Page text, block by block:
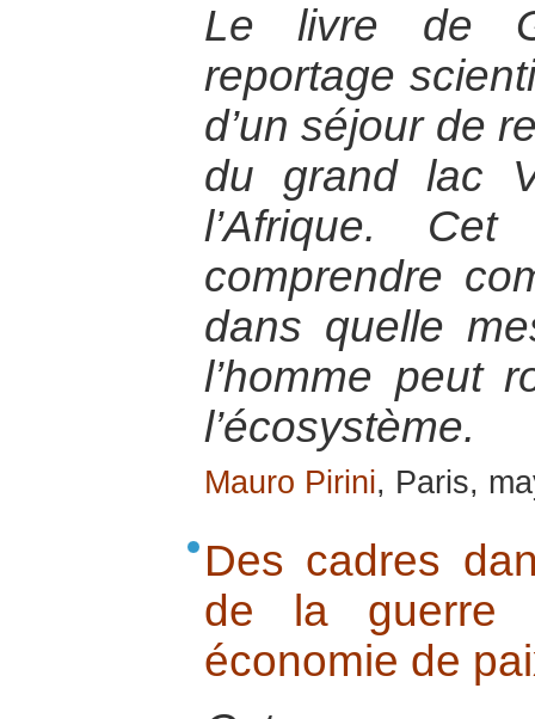
Le livre de
reportage
d’un séjour de
du grand lac
l’Afrique.
comprendre
dans quelle
l’homme peut
l’écosystème.
Mauro Pirini, Paris,
Des cadres
de la guerre
économie de